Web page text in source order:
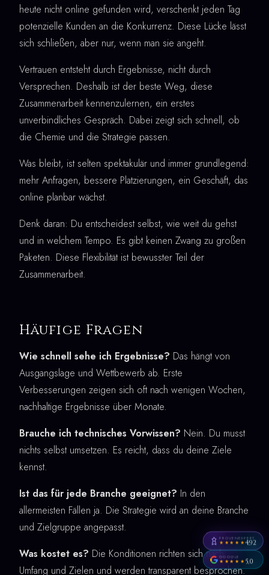
heute nicht online gefunden wird, verschenkt jeden Tag
potenzielle Kunden an die Konkurrenz. Diese Lücke lässt
sich schließen, aber nur, wenn man sie angeht.
Vertrauen entsteht durch Ergebnisse, nicht durch
Versprechen. Deshalb ist der beste Weg, diese
Zusammenarbeit kennenzulernen, ein erstes
unverbindliches Gespräch. Dabei zeigt sich schnell, ob
die Chemie und die Strategie passen.
Was bleibt, ist selten spektakulär und immer grundlegend:
mehr Anfragen, bessere Platzierungen, ein Geschäft, das
online planbar wächst.
Denk daran: Du entscheidest selbst, wie weit du gehst
und in welchem Tempo. Es gibt keinen Zwang zu großen
Paketen. Diese Flexibilität ist bewusster Teil der
Zusammenarbeit.
Häufige Fragen
Wie schnell sehe ich Ergebnisse? Das hängt von
Ausgangslage und Wettbewerb ab. Erste
Verbesserungen zeigen sich oft nach wenigen Wochen,
nachhaltige Ergebnisse über Monate.
Brauche ich technisches Vorwissen? Nein. Du musst
nichts selbst umsetzen. Es reicht, dass du deine Ziele
kennst.
Ist das für jede Branche geeignet? In den
allermeisten Fällen ja. Die Strategie wird an deine Branche
und Zielgruppe angepasst.
Was kostet es? Die Konditionen richten sich nach
Umfang und Zielen und werden transparent besprochen.
PROVENEXPERT
★★★★★4,92
GOOGLE
★★★★★5,0